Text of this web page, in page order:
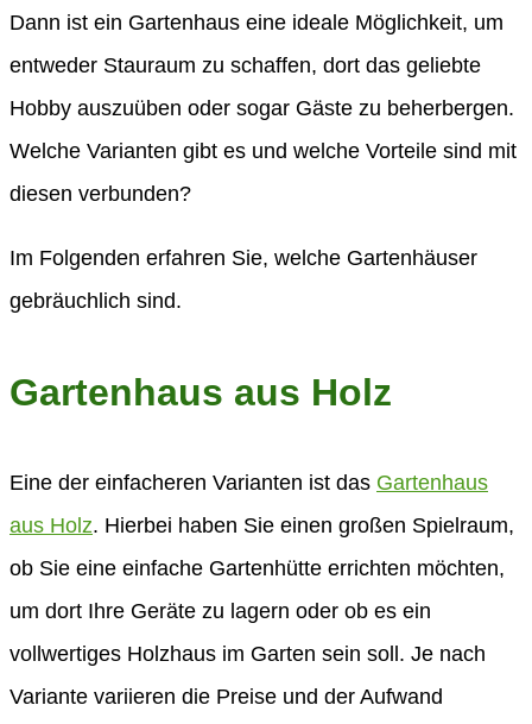
Dann ist ein Gartenhaus eine ideale Möglichkeit, um
entweder Stauraum zu schaffen, dort das geliebte
Hobby auszuüben oder sogar Gäste zu beherbergen.
Welche Varianten gibt es und welche Vorteile sind mit
diesen verbunden?
Im Folgenden erfahren Sie, welche Gartenhäuser
gebräuchlich sind.
Gartenhaus aus Holz
Eine der einfacheren Varianten ist das Gartenhaus
aus Holz. Hierbei haben Sie einen großen Spielraum,
ob Sie eine einfache Gartenhütte errichten möchten,
um dort Ihre Geräte zu lagern oder ob es ein
vollwertiges Holzhaus im Garten sein soll. Je nach
Variante variieren die Preise und der Aufwand